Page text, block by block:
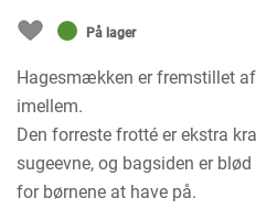
På lager
Hagesmækken er fremstillet
imellem.
Den forreste frotté er ekstra
sugeevne, og bagsiden er
for børnene at have på.